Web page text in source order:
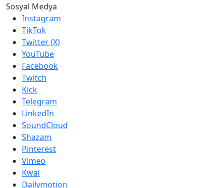
Sosyal Medya
Instagram
TikTok
Twitter (X)
YouTube
Facebook
Twitch
Kick
Telegram
LinkedIn
SoundCloud
Shazam
Pinterest
Vimeo
Kwai
Dailymotion